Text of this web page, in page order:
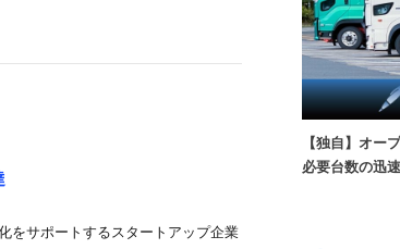
をサポートするスタートアップ企業
【独自】オー
必要台数の迅